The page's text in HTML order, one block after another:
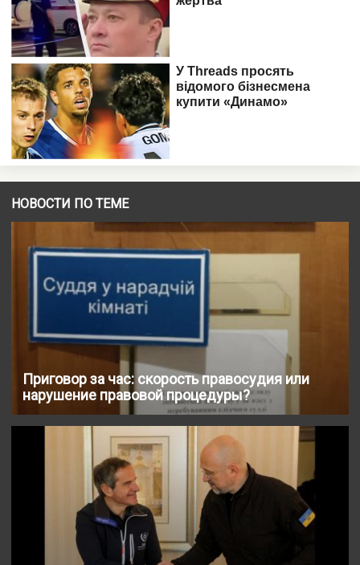
НОВОСТИ ПО ТЕМЕ
Приговор за час: скорость правосудия или
нарушение правовой процедуры?